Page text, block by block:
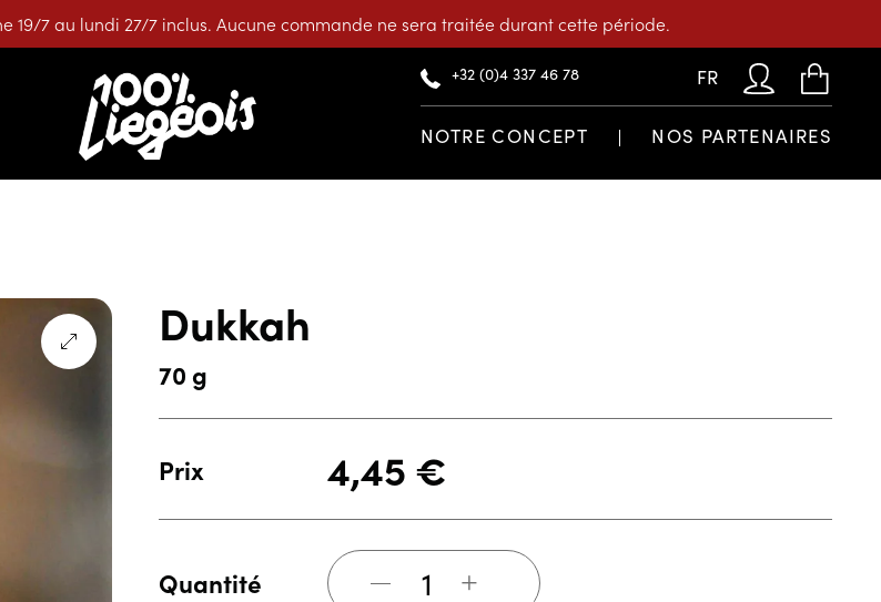
7 au lundi 27/7 inclus. Aucune commande ne sera traitée durant cette période.
+32 (0)4 337 46 78 FR
NOTRE CONCEPT NOS PARTENAIRES
Dukkah
70 g
Prix 4,45 €
Quantité +